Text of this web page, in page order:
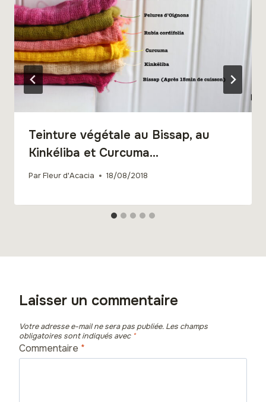
Teinture végétale au Bissap, au
Kinkéliba et Curcuma…
ParFleur d'Acacia 18/08/2018
Laisser un commentaire
Votre adresse e-mail ne sera pas publiée. Les champs
obligatoires sont indiqués avec *
Commentaire *